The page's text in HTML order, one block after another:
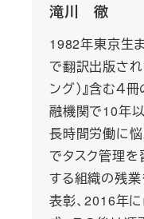
滝川 徹
1982年東京生
で翻訳出版され
ング）』含む４
融機関で10年
長時間労働に
でタスク管理
する組織の残
表彰、2016年